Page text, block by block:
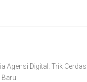
Agensi Digital: Trik
Baru